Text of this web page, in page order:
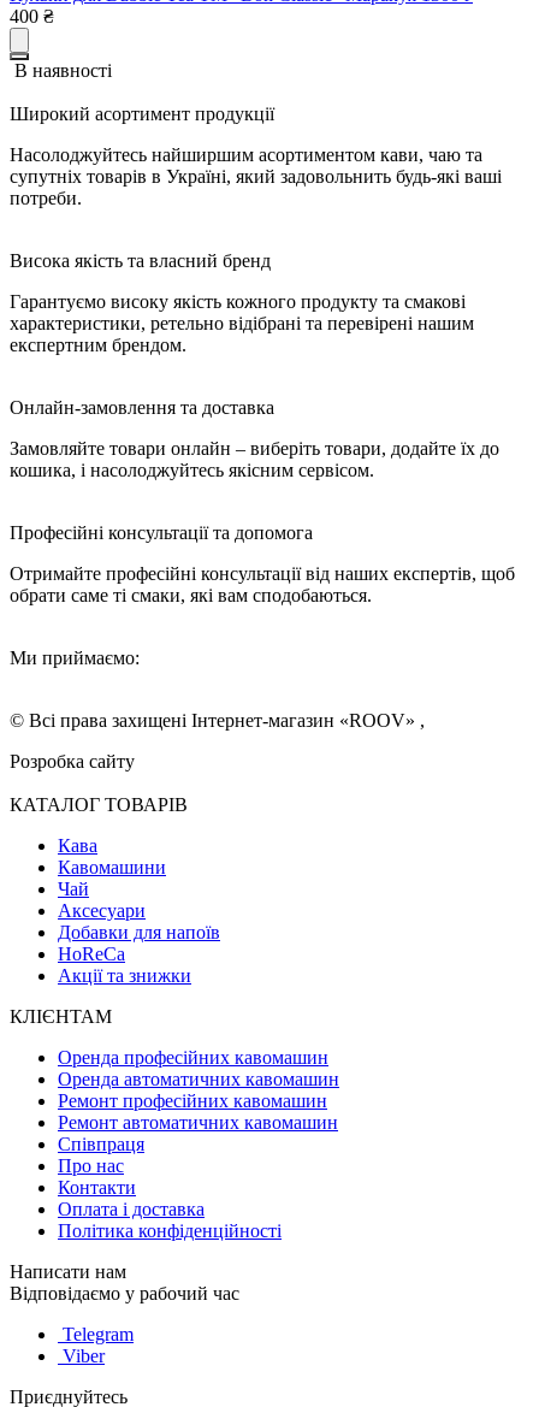
400 ₴
В наявності
Широкий асортимент продукції
Насолоджуйтесь найширшим асортиментом кави, чаю та
супутніх товарів в Україні, який задовольнить будь-які ваші
потреби.
Висока якість та власний бренд
Гарантуємо високу якість кожного продукту та смакові
характеристики, ретельно відібрані та перевірені нашим
експертним брендом.
Онлайн-замовлення та доставка
Замовляйте товари онлайн – виберіть товари, додайте їх до
кошика, і насолоджуйтесь якісним сервісом.
Професійні консультації та допомога
Отримайте професійні консультації від наших експертів, щоб
обрати саме ті смаки, які вам сподобаються.
Ми приймаємо:
© Всі права захищені Інтернет-магазин «ROOV» ,
Розробка сайту
КАТАЛОГ ТОВАРІВ
Кава
Кавомашини
Чай
Аксесуари
Добавки для напоїв
HoReCa
Акції та знижки
КЛІЄНТАМ
Оренда професійних кавомашин
Оренда автоматичних кавомашин
Ремонт професійних кавомашин
Ремонт автоматичних кавомашин
Співпраця
Про нас
Контакти
Оплата і доставка
Політика конфіденційності
Написати нам
Відповідаємо у рабочий час
Telegram
Viber
Приєднуйтесь